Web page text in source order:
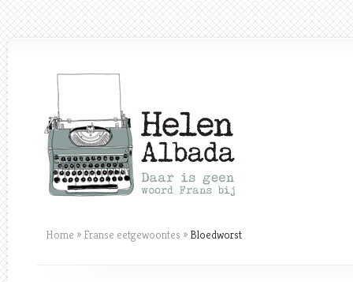
Home » Franse eetgewoontes » Bloedworst